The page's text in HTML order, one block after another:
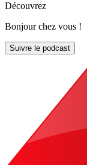
Découvrez
Bonjour chez vous !
Suivre le podcast